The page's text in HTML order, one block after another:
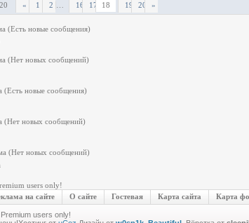
20 « 1 2 16 17 18 19 20 »
(Есть новые сообщения)
(Нет новых сообщений)
(Есть новые сообщения)
(Нет новых сообщений)
(Нет новых сообщений)
users only!
на сайте О сайте Гостевая Карта сайта Карта
users only!